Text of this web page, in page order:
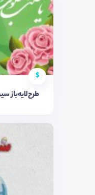
$
طرح‌لایه‌باز